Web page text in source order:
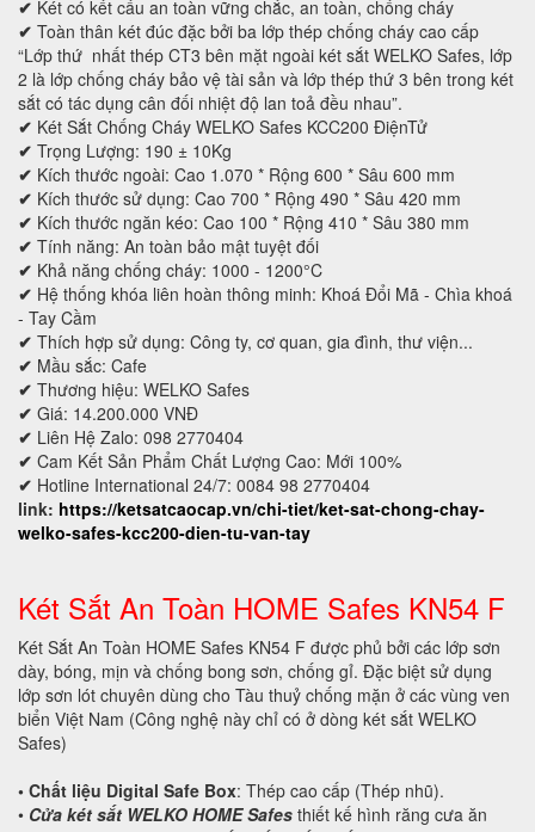
✔ Két có kết cấu an toàn vững chắc, an toàn, chống cháy
✔ Toàn thân két đúc đặc bởi ba lớp thép chống cháy cao cấp
“Lớp thứ nhất thép CT3 bên mặt ngoài két sắt WELKO Safes, lớp
2 là lớp chống cháy bảo vệ tài sản và lớp thép thứ 3 bên trong két
sắt có tác dụng cân đối nhiệt độ lan toả đều nhau”.
✔ Két Sắt Chống Cháy WELKO Safes KCC200 ĐiệnTử
✔ Trọng Lượng: 190 ± 10Kg
✔ Kích thước ngoài: Cao 1.070 * Rộng 600 * Sâu 600 mm
✔ Kích thước sử dụng: Cao 700 * Rộng 490 * Sâu 420 mm
✔ Kích thước ngăn kéo: Cao 100 * Rộng 410 * Sâu 380 mm
✔ Tính năng: An toàn bảo mật tuyệt đối
✔ Khả năng chống cháy: 1000 - 1200°C
✔ Hệ thống khóa liên hoàn thông minh: Khoá Đổi Mã - Chìa khoá
- Tay Cầm
✔ Thích hợp sử dụng: Công ty, cơ quan, gia đình, thư viện...
✔ Mầu sắc: Cafe
✔ Thương hiệu: WELKO Safes
✔ Giá: 14.200.000 VNĐ
✔ Liên Hệ Zalo: 098 2770404
✔ Cam Kết Sản Phẩm Chất Lượng Cao: Mới 100%
✔ Hotline International 24/7: 0084 98 2770404
link: https://ketsatcaocap.vn/chi-tiet/ket-sat-chong-chay-
welko-safes-kcc200-dien-tu-van-tay
Két Sắt An Toàn HOME Safes KN54 F
Két Sắt An Toàn HOME Safes KN54 F được phủ bởi các lớp sơn
dày, bóng, mịn và chống bong sơn, chống gỉ. Đặc biệt sử dụng
lớp sơn lót chuyên dùng cho Tàu thuỷ chống mặn ở các vùng ven
biển Việt Nam (Công nghệ này chỉ có ở dòng két sắt WELKO
Safes)
• Chất liệu Digital Safe Box: Thép cao cấp (Thép nhũ).
• Cửa két sắt WELKO HOME Safes thiết kế hình răng cưa ăn